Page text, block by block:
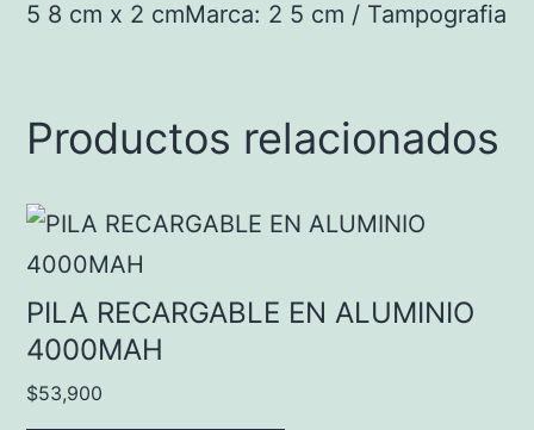
5 8 cm x 2 cmMarca: 2 5 cm / Tampografia
Productos relacionados
PILA RECARGABLE EN ALUMINIO
4000MAH
$53,900